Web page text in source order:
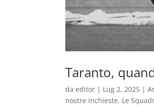
Taranto,
daeditor | Lug 2, 2025 |
nostre inchieste, Le